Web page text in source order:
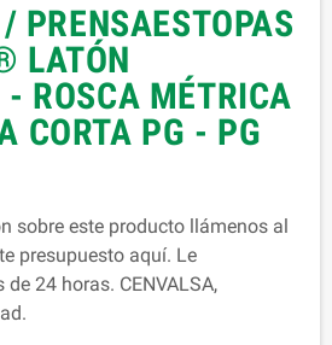
LATÓN
- ROSCA MÉTRICA
CORTA PG - PG
sobre este producto llámenos al
presupuesto aquí. Le
24 horas. CENVALSA,